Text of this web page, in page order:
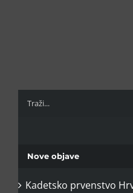
Nove objave
Kadetsko prvenstvo